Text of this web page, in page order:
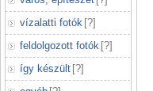
vízalatti fotók [?]
feldolgozott fotók [?]
így készült [?]